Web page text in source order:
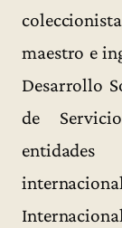
maestro e
Desarrollo
de
entidades